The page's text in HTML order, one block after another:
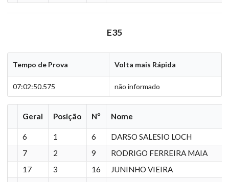
E35
Tempo de Prova Volta mais Rápida
07:02:50.575 não informado
Geral Posição Nº Nome
6 1 6
DARSO SALESIO LOCH
7
2 9
RODRIGO FERREIRA MAIA
17
3 16
JUNINHO VIEIRA